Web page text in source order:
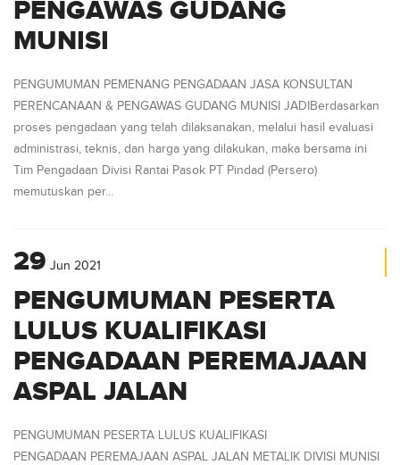
PENGAWAS GUDANG
MUNISI
PENGUMUMAN PEMENANG PENGADAAN JASA KONSULTAN
PERENCANAAN & PENGAWAS GUDANG MUNISI JADIBerdasarkan
proses pengadaan yang telah dilaksanakan, melalui hasil evaluasi
administrasi, teknis, dan harga yang dilakukan, maka bersama ini
Tim Pengadaan Divisi Rantai Pasok PT Pindad (Persero)
memutuskan per...
29 Jun 2021
PENGUMUMAN PESERTA
LULUS KUALIFIKASI
PENGADAAN PEREMAJAAN
ASPAL JALAN
PENGUMUMAN PESERTA LULUS KUALIFIKASI
PENGADAAN PEREMAJAAN ASPAL JALAN METALIK DIVISI MUNISI